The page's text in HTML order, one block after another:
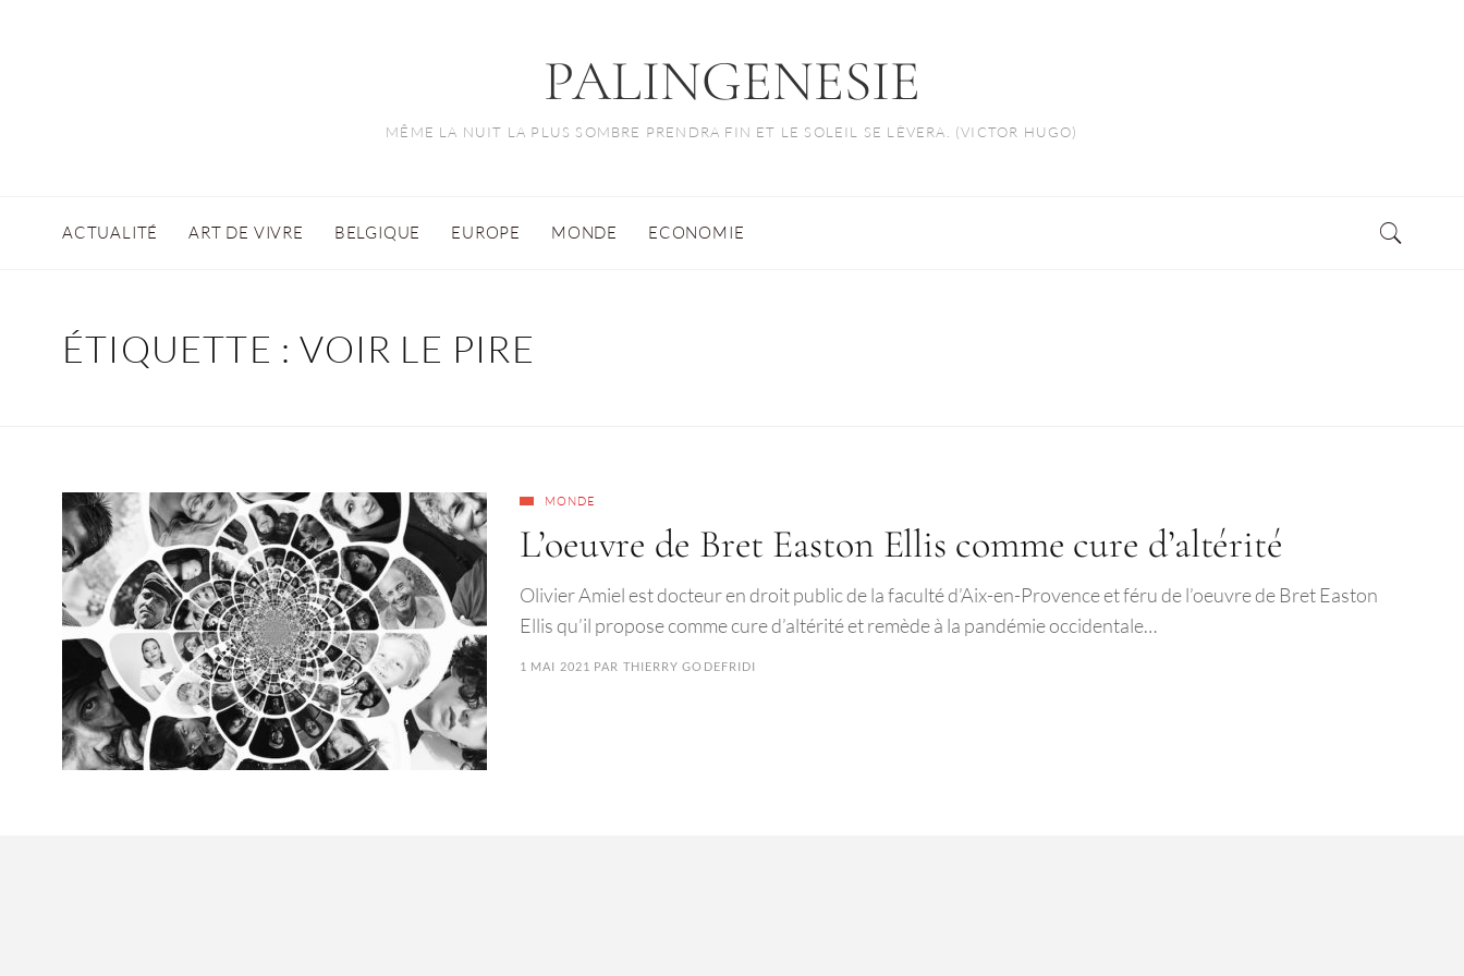
PALINGENESIE
MÊME LA NUIT LA PLUS SOMBRE PRENDRA FIN ET LE SOLEIL SE LÈVERA. (VICTOR HUGO)
ACTUALITÉ ART DE VIVRE BELGIQUE EUROPE MONDE ECONOMIE
ÉTIQUETTE :VOIR LE PIRE
MONDE
L’oeuvre de Bret Easton Ellis comme cure d’altérité
Olivier Amiel est docteur en droit public de la faculté d’Aix-en-Provence et féru de l’oeuvre de Bret Easton
Ellis qu’il propose comme cure d’altérité et remède à la pandémie occidentale…
1 MAI 2021 PAR THIERRY GODEFRIDI